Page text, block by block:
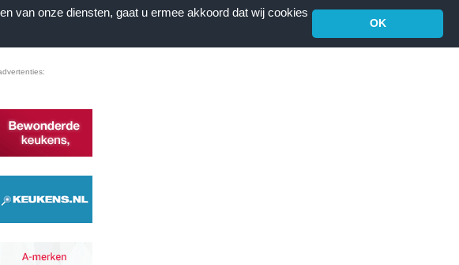
van onze diensten, gaat u ermee akkoord dat wij cookies
OK